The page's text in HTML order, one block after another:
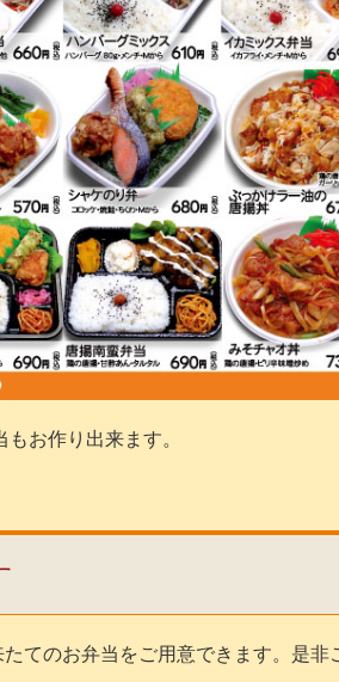
お作り出来ます。
てのお弁当をご用意できます。是非